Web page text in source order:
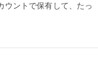
ウントで保有して、たっ